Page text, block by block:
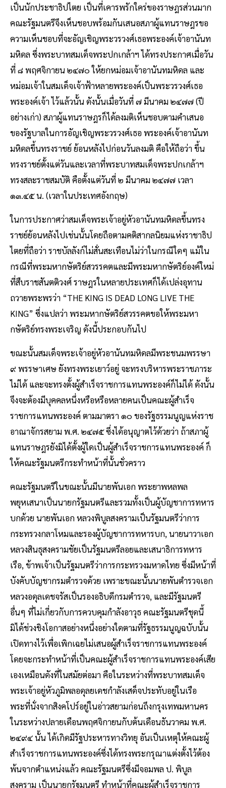
เป็นนักประชาธิปไตย เป็นที่เคารพรักใคร่ของราษฎรส่วนมาก
คณะรัฐมนตรีจึงเห็นชอบพร้อมกันเสนอสภาผู้แทนราษฎรขอ
ความเห็นชอบที่จะอัญเชิญพระวรวงศ์เธอพระองค์เจ้าอานันท
มหิดล ซึ่งพระบาทสมเด็จพระปกเกล้าฯ ได้ทรงประกาศเมื่อวัน
ที่ ๘ พฤศจิกายน ๒๔๗๐ ให้ยกหม่อมเจ้าอานันทมหิดล และ
หม่อมเจ้าในสมเด็จเจ้าฟ้าหลายพระองค์เป็นพระวรวงศ์เธอ
พระองค์เจ้า ไว้แล้วนั้น ดังนั้นเมื่อวันที่ ๗ มีนาคม ๒๔๗๗ (ปี
อย่างเก่า) สภาผู้แทนราษฎรก็ได้ลงมติเห็นชอบตามคำเสนอ
ของรัฐบาลในการอัญเชิญพระวรวงศ์เธอ พระองค์เจ้าอานันท
มหิดลขึ้นทรงราชย์ ย้อนหลังไปก่อนวันลงมติ คือให้ถือว่า ขึ้น
ทรงราชย์ตั้งแต่วันและเวลาที่พระบาทสมเด็จพระปกเกล้าฯ
ทรงสละราชสมบัติ คือตั้งแต่วันที่ ๒ มีนาคม ๒๔๗๗ เวลา
๑๓.๔๕ น. (เวลาในประเทศอังกฤษ)
ในการประกาศว่าสมเด็จพระเจ้าอยู่หัวอานันทมหิดลขึ้นทรง
ราชย์ย้อนหลังไปเช่นนั้นโดยถือตามคติสากลนิยมแห่งราชาธิป
ไตยที่ถือว่า ราชบัลลังก์ไม่สั่นสะเทือนไม่ว่าในกรณีใดๆ แม้ใน
กรณีที่พระมหากษัตริย์สวรรคตและมีพระมหากษัตริย์องค์ใหม่
ที่สืบราชสันตติวงศ์ ราษฎรในหลายประเทศก็ได้เปล่งอุทาน
ถวายพระพรว่า “THE KING IS DEAD LONG LIVE THE
KING” ซึ่งแปลว่า พระมหากษัตริย์สวรรคตขอให้พระมหา
กษัตริย์ทรงพระเจริญ ดังนี้ประกอบกันไป
ขณะนั้นสมเด็จพระเจ้าอยู่หัวอานันทมหิดลมีพระชนมพรรษา
๙ พรรษาเศษ ยังทรงพระเยาว์อยู่ จะทรงบริหารพระราชภาระ
ไม่ได้ และจะทรงตั้งผู้สำเร็จราชการแทนพระองค์ก็ไม่ได้ ดังนั้น
จึงจะต้องมีบุคคลหนึ่งหรือหรือหลายคนเป็นคณะผู้สำเร็จ
ราชการแทนพระองค์ ตามมาตรา ๑๐ ของรัฐธรรมนูญแห่งราช
อาณาจักรสยาม พ.ศ. ๒๔๗๕ ซึ่งได้อนุญาตไว้ด้วยว่า ถ้าสภาผู้
แทนราษฎรยังมิได้ตั้งผู้ใดเป็นผู้สำเร็จราชการแทนพระองค์ ก็
ให้คณะรัฐมนตรีกระทำหน้าที่นั้นชั่วคราว
คณะรัฐมนตรีในขณะนั้นมีนายพันเอก พระยาพหลพล
พยุหเสนาเป็นนายกรัฐมนตรีและรวมทั้งเป็นผู้บัญชาการทหาร
บกด้วย นายพันเอก หลวงพิบูลสงครามเป็นรัฐมนตรีว่าการ
กระทรวงกลาโหมและรองผู้บัญชาการทหารบก, นายนาวาเอก
หลวงสินธุสงครามชัยเป็นรัฐมนตรีลอยและเสนาธิการทหาร
เรือ, ข้าพเจ้าเป็นรัฐมนตรีว่าการกระทรวงมหาดไทย ซึ่งมีหน้าที่
บังคับบัญชากรมตำรวจด้วย เพราะขณะนั้นนายพันตำรวจเอก
หลวงอดุลเดชจรัสเป็นรองอธิบดีกรมตำรวจ, และมีรัฐมนตรี
อื่นๆ ที่ไม่เกี่ยวกับการควบคุมกำลังอาวุธ คณะรัฐมนตรีชุดนี้
มิได้ช่วงชิงโอกาสอย่างหนึ่งอย่างใดตามที่รัฐธรรมนูญฉบับนั้น
เปิดทางไว้เพื่อเพิกเฉยไม่เสนอผู้สำเร็จราชการแทนพระองค์
โดยจะกระทำหน้าที่เป็นคณะผู้สำเร็จราชการแทนพระองค์เสีย
เองเหมือนดังที่ในสมัยต่อมา คือในระหว่างที่พระบาทสมเด็จ
พระเจ้าอยู่หัวภูมิพลอดุลยเดชกำลังเสด็จประทับอยู่ในเรือ
พระที่นั่งจากสิงคโปร์อยู่ในอ่าวสยามก่อนถึงกรุงเทพมหานคร
ในระหว่างปลายเดือนพฤศจิกายนกับต้นเดือนธันวาคม พ.ศ.
๒๔๙๔ นั้น ได้เกิดมีรัฐประหารทางวิทยุ อันเป็นเหตุให้คณะผู้
สำเร็จราชการแทนพระองค์ซึ่งได้ทรงพระกรุณาแต่งตั้งไว้ต้อง
พ้นจากตำแหน่งแล้ว คณะรัฐมนตรีซึ่งมีจอมพล ป. พิบูล
สงคราม เป็นนายกรัฐมนตรี ทำหน้าที่คณะผู้สำเร็จราชการ